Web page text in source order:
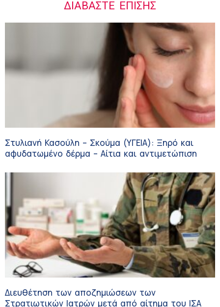
ΔΙΑΒΆΣΤΕ ΕΠΊΣΗΣ
Στυλιανή Κασούλη – Σκούμα (ΥΓΕΙΑ): Ξηρό και
αφυδατωμένο δέρμα – Αίτια και αντιμετώπιση
Διευθέτηση των αποζημιώσεων των
Στρατιωτικών Ιατρών μετά από αίτημα του ΙΣΑ